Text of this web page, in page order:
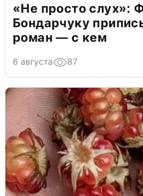
«Не просто слух»:
Бондарчуку
роман — с кем
6 августа 87